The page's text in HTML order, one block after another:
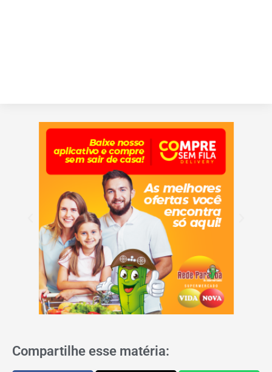
Compartilhe esse matéria: